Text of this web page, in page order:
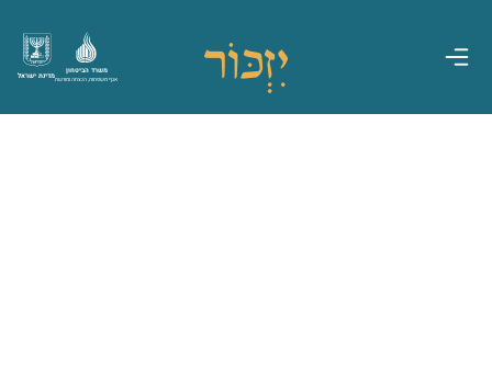
מדינת ישראל
משרד הביטחון
אגף משפחות, הנצחה ומורשת